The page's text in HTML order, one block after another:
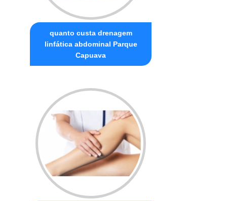
quanto custa drenagem
linfática abdominal Parque
Capuava